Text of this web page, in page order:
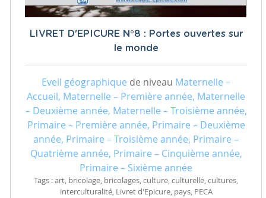
LIVRET D'EPICURE N°8 : Portes ouvertes sur
le monde
Eveil géographique de niveau Maternelle –
Accueil, Maternelle – Première année, Maternelle
– Deuxième année, Maternelle – Troisième année,
Primaire – Première année, Primaire – Deuxième
année, Primaire – Troisième année, Primaire –
Quatrième année, Primaire – Cinquième année,
Primaire – Sixième année
Tags : art, bricolage, bricolages, culture, culturelle, cultures,
interculturalité, Livret d'Epicure, pays, PECA